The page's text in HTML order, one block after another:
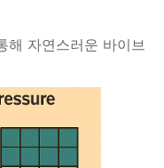
해 자연스러운 바이브